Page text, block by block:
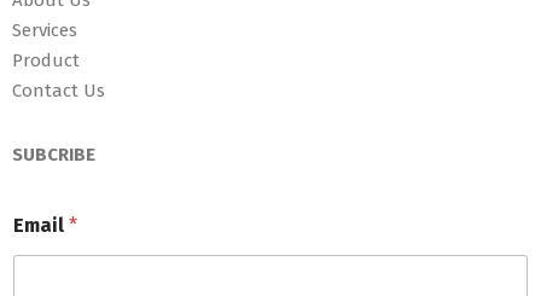
Services
Product
Contact Us
SUBCRIBE
Email *